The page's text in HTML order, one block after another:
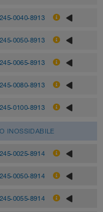
245-0040-8913
245-0050-8913
245-0065-8913
245-0080-8913
245-0100-8913
INOSSIDABILE
245-0025-8914
245-0050-8914
245-0055-8914